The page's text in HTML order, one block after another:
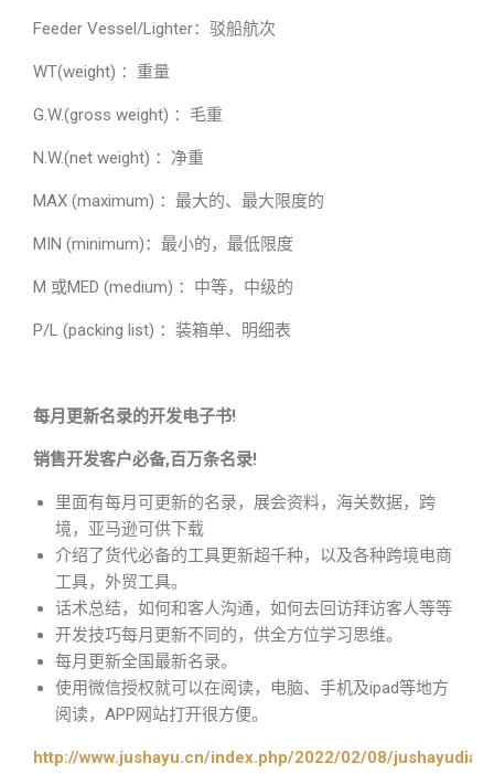
Feeder Vessel/Lighter：驳船航次
WT(weight) ：重量
G.W.(gross weight) ：毛重
N.W.(net weight) ：净重
MAX (maximum) ：最大的、最大限度的
MIN (minimum)：最小的，最低限度
M 或MED (medium) ：中等，中级的
P/L (packing list) ：装箱单、明细表
每月更新名录的开发电子书!
销售开发客户必备,百万条名录!
里面有每月可更新的名录，展会资料，海关数据，跨
境，亚马逊可供下载
介绍了货代必备的工具更新超千种，以及各种跨境电商
工具，外贸工具。
话术总结，如何和客人沟通，如何去回访拜访客人等等
开发技巧每月更新不同的，供全方位学习思维。
每月更新全国最新名录。
使用微信授权就可以在阅读，电脑、手机及ipad等地方
阅读，APP网站打开很方便。
http://www.jushayu.cn/index.php/2022/02/08/